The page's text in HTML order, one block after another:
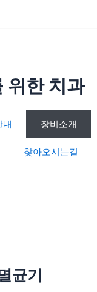
위한 치과
내 장비소개
찾아오시는길
균기